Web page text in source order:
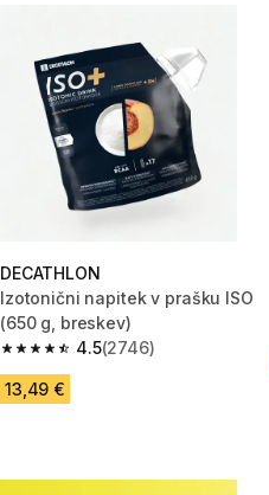
DECATHLON
Izotonični napitek v prašku ISO
(650 g, breskev)
4.5
4.5 od 5 zvezdic from 2746 ocene
(2746)
13,49 €